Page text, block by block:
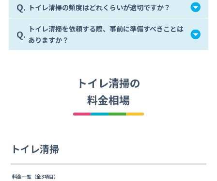
Q. トイレ清掃の頻度はどれくらいが適切ですか？
Q. トイレ清掃を依頼する際、事前に準備すべきことは
ありますか？
トイレ清掃の
料金相場
トイレ清掃
料金一覧（全3項目）